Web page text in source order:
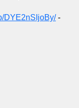
DYE2nSIjoBy/